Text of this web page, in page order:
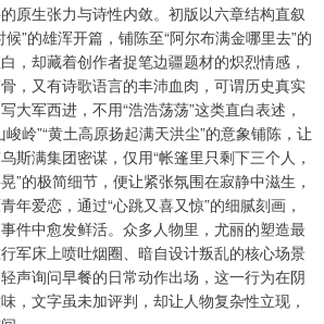
原生张力与诗性内敛。初版以六章结构直叙
”的雄浑开篇，铺陈至“阿尔布满金哪里去”的
，却藏着创作者捉笔边疆题材的炽烈情感，
，又有诗歌语言的丰沛血肉，可谓历史真实
大军西进，不用“浩浩荡荡”这类直白表述，
岭”“黄土高原扬起满天洪尘”的意象铺陈，让
斯满集团密谋，仅用“帐篷里只剩下三个人，
”的极简细节，便让紧张氛围在寂静中滋生，
年爱恋，通过“心跳又喜又惊”的细腻刻画，
件中愈发鲜活。众多人物里，尤丽的塑造最
军床上喷吐烟圈、暗自设计叛乱的核心场景
声询问早餐的日常动作出场，这一行为在阴
，文字虽未加评判，却让人物复杂性立现，